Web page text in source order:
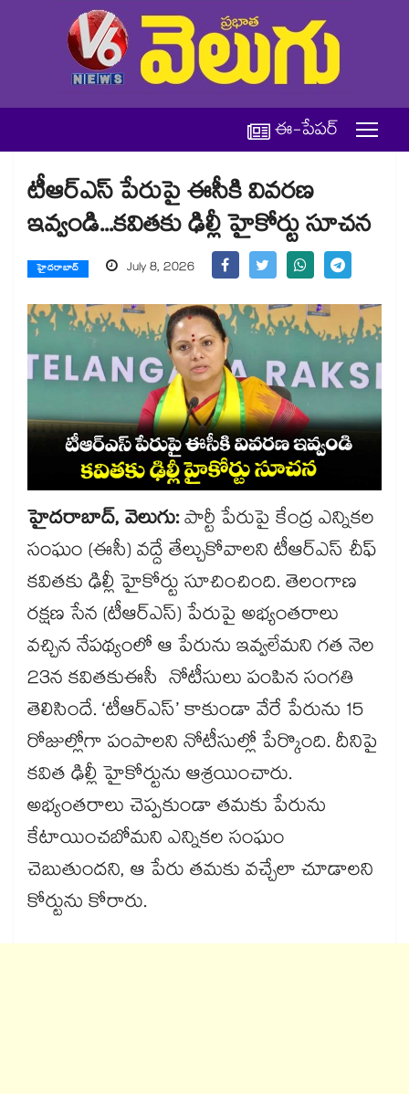
ఈ-పేపర్
టీఆర్ఎస్ పేరుపై ఈసీకి వివరణ
ఇవ్వండి...కవితకు ఢిల్లీ హైకోర్టు సూచన
హైదరాబాద్ July 8, 2026
హైదరాబాద్, వెలుగు:పార్టీ పేరుపై కేంద్ర ఎన్నికల
సంఘం (ఈసీ) వద్దే తేల్చుకోవాలని టీఆర్ఎస్ చీఫ్
కవితకు ఢిల్లీ హైకోర్టు సూచించింది. తెలంగాణ
రక్షణ సేన (టీఆర్ఎస్) పేరుపై అభ్యంతరాలు
వచ్చిన నేపథ్యంలో ఆ పేరును ఇవ్వలేమని గత నెల
23న కవితకుఈసీ నోటీసులు పంపిన సంగతి
తెలిసిందే. ‘టీఆర్ఎస్’ కాకుండా వేరే పేరును 15
రోజుల్లోగా పంపాలని నోటీసుల్లో పేర్కొంది. దీనిపై
కవిత ఢిల్లీ హైకోర్టును ఆశ్రయించారు.
అభ్యంతరాలు చెప్పకుండా తమకు పేరును
కేటాయించబోమని ఎన్నికల సంఘం
చెబుతుందని, ఆ పేరు తమకు వచ్చేలా చూడాలని
కోర్టును కోరారు.